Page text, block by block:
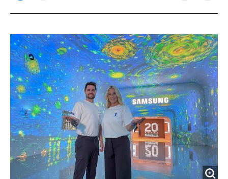
c
b
o
o
k
i
t
e
r
o
o
u
t
o
i
n